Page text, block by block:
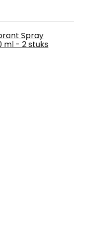
Spray
ml - 2 stuks